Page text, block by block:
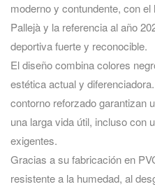
moderno y contundente, con
Pallejà y la referencia al año
deportiva fuerte y reconocible.
El diseño combina colores
estética actual y
contorno reforzado garantizan
una larga vida útil, incluso con
exigentes.
Gracias a su fabricación en
resistente a la humedad, al